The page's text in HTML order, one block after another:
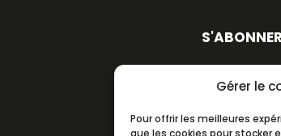
Gérer le
Pour offrir les meilleures
que les cookies pour stocker